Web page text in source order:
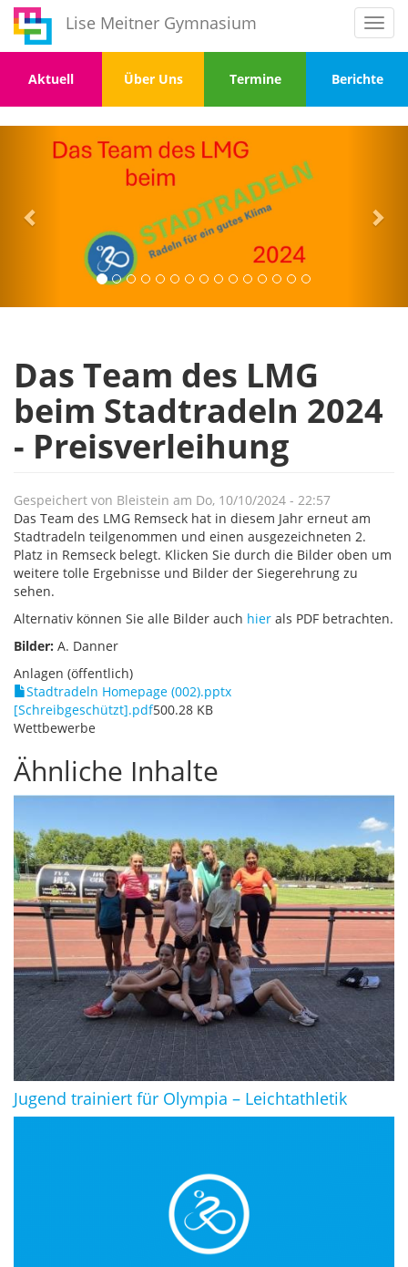
Direkt
zum
Inhalt
Lise Meitner Gymnasium
Menu
1
Aktuell
Menu
2
Über Uns
Menu
3
Termine
Menu
4
Berichte
Vorherige
Das Team des LMG
beim Stadtradeln 2024
- Preisverleihung
Gespeichert von Bleistein am Do, 10/10/2024 - 22:57
Das Team des LMG Remseck hat in diesem Jahr erneut am
Stadtradeln teilgenommen und einen ausgezeichneten 2.
Platz in Remseck belegt. Klicken Sie durch die Bilder oben um
weitere tolle Ergebnisse und Bilder der Siegerehrung zu
sehen.
Alternativ können Sie alle Bilder auch hier als PDF betrachten.
Bilder: A. Danner
Anlagen (öffentlich)
Stadtradeln Homepage (002).pptx
[Schreibgeschützt].pdf500.28 KB
Wettbewerbe
Ähnliche Inhalte
Jugend trainiert für Olympia – Leichtathletik